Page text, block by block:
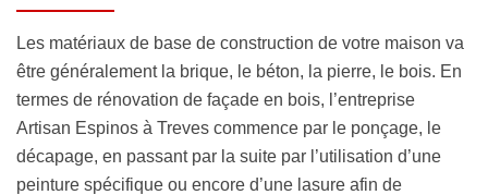
Les matériaux de base de construction de votre maison va
être généralement la brique, le béton, la pierre, le bois. En
termes de rénovation de façade en bois, l’entreprise
Artisan Espinos à Treves commence par le ponçage, le
décapage, en passant par la suite par l’utilisation d’une
peinture spécifique ou encore d’une lasure afin de